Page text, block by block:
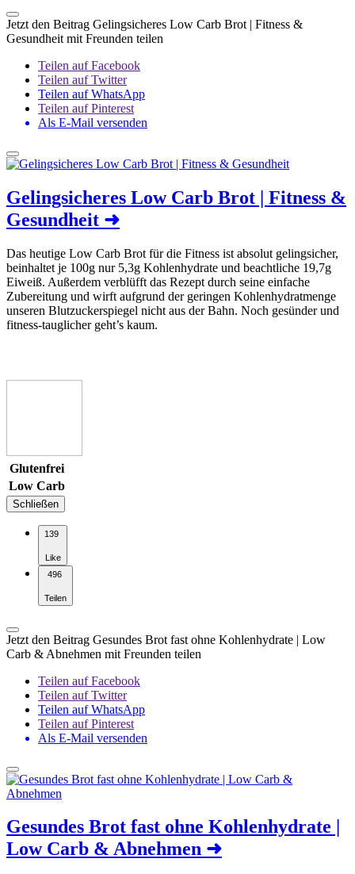
Jetzt den Beitrag Gelingsicheres Low Carb Brot | Fitness &
Gesundheit mit Freunden teilen
Teilen auf Facebook
Teilen auf Twitter
Teilen auf WhatsApp
Teilen auf Pinterest
Als E-Mail versenden
Gelingsicheres Low Carb Brot | Fitness &
Gesundheit ➜
Das heutige Low Carb Brot für die Fitness ist absolut gelingsicher,
beinhaltet je 100g nur 5,3g Kohlenhydrate und beachtliche 19,7g
Eiweiß. Außerdem verblüfft das Rezept durch seine einfache
Zubereitung und wirft aufgrund der geringen Kohlenhydratmenge
unseren Blutzuckerspiegel nicht aus der Bahn. Noch gesünder und
fitness-tauglicher geht’s kaum.
Glutenfrei
Low Carb
Schließen
139
Like
496
Teilen
Jetzt den Beitrag Gesundes Brot fast ohne Kohlenhydrate | Low
Carb & Abnehmen mit Freunden teilen
Teilen auf Facebook
Teilen auf Twitter
Teilen auf WhatsApp
Teilen auf Pinterest
Als E-Mail versenden
Gesundes Brot fast ohne Kohlenhydrate |
Low Carb & Abnehmen ➜